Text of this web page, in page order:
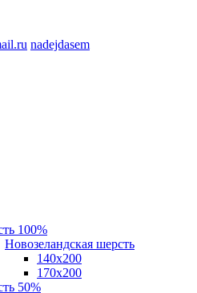
nadejdasem
100%
Новозеландская шерсть
140х200
170x200
50%